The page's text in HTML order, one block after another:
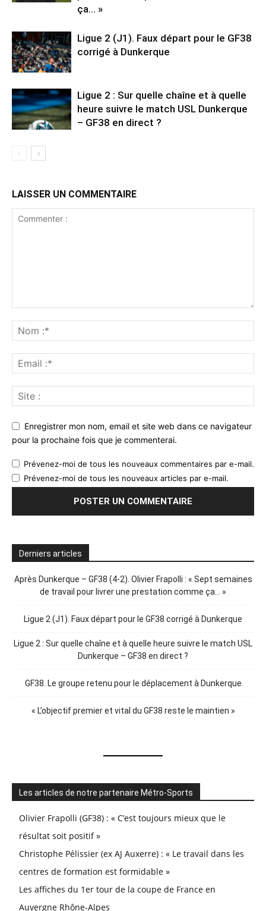
ça… »
Ligue 2 (J1). Faux départ pour le GF38
corrigé à Dunkerque
Ligue 2 : Sur quelle chaîne et à quelle
heure suivre le match USL Dunkerque
– GF38 en direct ?
LAISSER UN COMMENTAIRE
Enregistrer mon nom, email et site web dans ce navigateur
pour la prochaine fois que je commenterai.
Prévenez-moi de tous les nouveaux commentaires par e-mail.
Prévenez-moi de tous les nouveaux articles par e-mail.
Derniers articles
Après Dunkerque – GF38 (4-2). Olivier Frapolli : « Sept semaines
de travail pour livrer une prestation comme ça… »
Ligue 2 (J1). Faux départ pour le GF38 corrigé à Dunkerque
Ligue 2 : Sur quelle chaîne et à quelle heure suivre le match USL
Dunkerque – GF38 en direct ?
GF38. Le groupe retenu pour le déplacement à Dunkerque
« L’objectif premier et vital du GF38 reste le maintien »
Les articles de notre partenaire Métro-Sports
Olivier Frapolli (GF38) : « C’est toujours mieux que le
résultat soit positif »
Christophe Pélissier (ex AJ Auxerre) : « Le travail dans les
centres de formation est formidable »
Les affiches du 1er tour de la coupe de France en
Auvergne Rhône-Alpes